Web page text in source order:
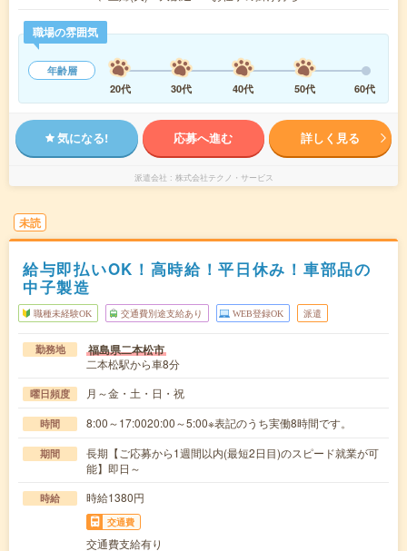
職場の雰囲気
年齢層
20代
30代 40代 50代 60代
気になる! 応募へ進む 詳しく見る
派遣会社 株式会社テクノ・サービス
未読
給与即払いOK！高時給！平日休み！車部品の
中子製造
職種未経験OK 交通費別途支給あり WEB登録OK 派遣
勤務地 福島県二本松市
二本松駅から車8分
曜日頻度 月～金・土・日・祝
時間 8:00～17:0020:00～5:00※表記のうち実働8時間です。
期間
長期【ご応募から1週間以内(最短2日目)のスピード就業が可
能】即日～
時給 時給1380円
交通費
交通費支給有り